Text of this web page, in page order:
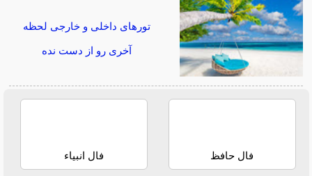
تورهای داخلی و خارجی لحظه
آخری رو از دست نده
فال حافظ فال انبیاء